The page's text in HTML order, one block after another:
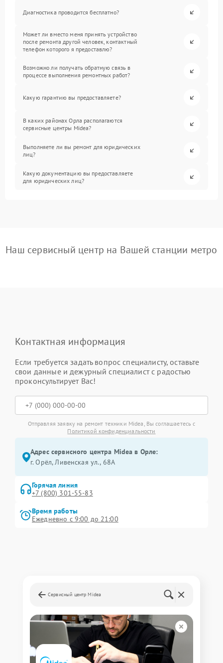
Диагностика проводится бесплатно?
Может ли вместо меня принять устройство
после ремонта другой человек, контактный
телефон которого я предоставлю?
Возможно ли получать обратную связь в
процессе выполнения ремонтных работ?
Какую гарантию вы предоставляете?
В каких районах Орла располагаются
сервисные центры Midea?
Выполняете ли вы ремонт для юридических
лиц?
Какую документацию вы предоставляете
для юридических лиц?
Наш сервисный центр на Вашей станции метро
Контактная информация
Если требуется задать вопрос специалисту, оставьте
свои данные и дежурный специалист с радостью
проконсультирует Вас!
Отправляя заявку на ремонт техники Midea, Вы соглашаетесь с
Политикой конфиденциальности
Адрес сервисного центра Midea в Орле:
г. Орёл, Ливенская ул., 68А
Горячая линия
+7 (800) 301-55-83
Время работы
Ежедневно с 9:00 до 21:00
Сервисный центр Midea